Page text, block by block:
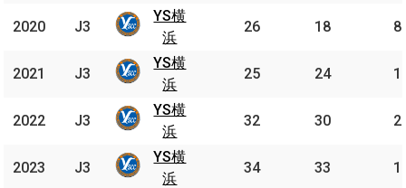
2020
YS
横浜
26 18 8
2021
YS
横浜
25 24 1
2022
YS
横浜
32 30 2
2023
YS
横浜
34 33 1
2020 J3
YS横
浜
2021 J3
YS横
浜
2022 J3
YS横
浜
2023 J3
YS横
浜